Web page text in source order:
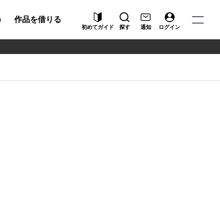
作品を借りる
初めてガイド 探す 通知 ログイン